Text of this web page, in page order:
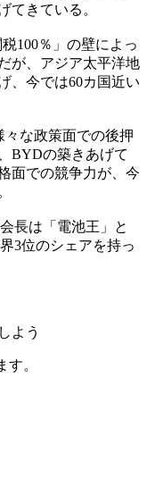
てきている。
100％」の壁によっ
が、アジア太平洋地
、今では60カ国近い
な政策面での後押
BYDの築きあげて
面での競争力が、今
長は「電池王」と
3位のシェアを持っ
よう
。